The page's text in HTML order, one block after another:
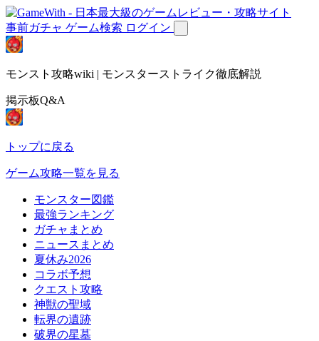
事前ガチャ ゲーム検索 ログイン
モンスト攻略wiki | モンスターストライク徹底解説
掲示板Q&A
トップに戻る
ゲーム攻略一覧を見る
モンスター図鑑
最強ランキング
ガチャまとめ
ニュースまとめ
夏休み2026
コラボ予想
クエスト攻略
神獣の聖域
転界の遺跡
破界の星墓